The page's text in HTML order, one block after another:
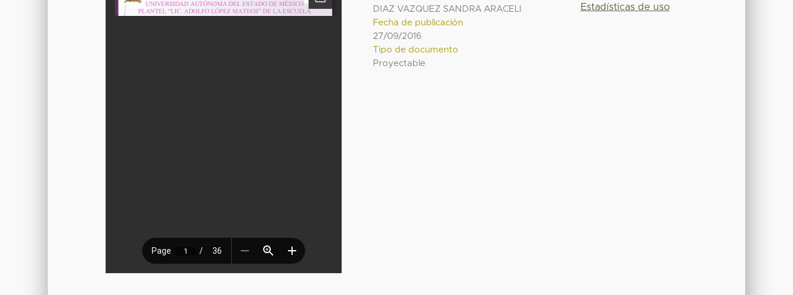
DIAZ VAZQUEZ SANDRA ARACELI
Fecha de publicación
27/09/2016
Tipo de documento
Proyectable
Estadísticas de uso